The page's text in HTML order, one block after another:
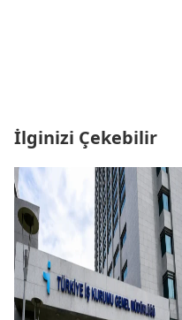
İlginizi Çekebilir